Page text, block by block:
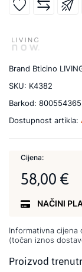
Brand Bticino
SKU: K4382
Barkod:
Dostupnost artikla:
Cijena:
58,00 €
NAČINI
Informativna cijena
(točan iznos
Proizvod